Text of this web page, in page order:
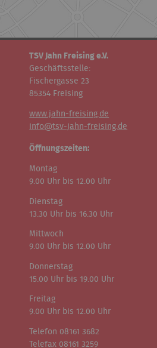
TSV Jahn Freising e.V.
Geschäftsstelle:
Fischergasse 23
85354 Freising
www.jahn-freising.de
info@tsv-jahn-freising.de
Öffnungszeiten:
Montag
9.00 Uhr bis 12.00 Uhr
Dienstag
13.30 Uhr bis 16.30 Uhr
Mittwoch
9.00 Uhr bis 12.00 Uhr
Donnerstag
15.00 Uhr bis 19.00 Uhr
Freitag
9.00 Uhr bis 12.00 Uhr
Telefon 08161 3682
Telefax 08161 3259